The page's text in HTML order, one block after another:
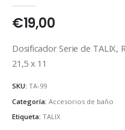
€19,00
Dosificador Serie de TALIX,
21,5 x 11
SKU: TA-99
Categoría: Accesorios de baño
Etiqueta: TALIX